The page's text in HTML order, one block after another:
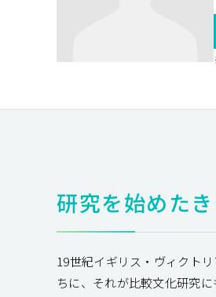
研究を始めた
19世紀イギリス・ヴィクト
ちに、それが比較文化研究